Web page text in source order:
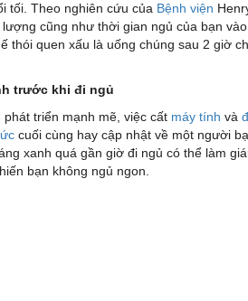
tối. Theo nghiên cứu của Bệnh viện
cũng như thời gian ngủ của bạn
thói quen xấu là uống chúng sau 2 giờ
trước khi đi ngủ
triển mạnh mẽ, việc cất máy tính và
cuối cùng hay cập nhật về một người
xanh quá gần giờ đi ngủ có thể làm
bạn không ngủ ngon.